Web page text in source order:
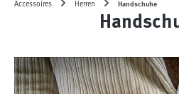
Accessoires Herren Handschuhe